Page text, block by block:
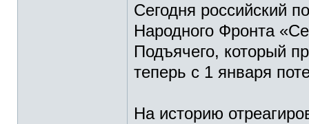
Сегодня российский
Народного Фронта
Подъячего, который
теперь с 1 января
На историю